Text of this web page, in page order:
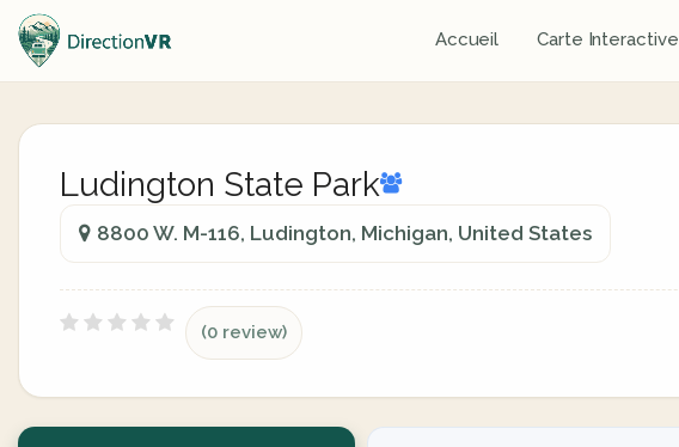
Accueil Carte Interactive
Ludington State Park
8800 W. M-116, Ludington, Michigan, United States
(0 review)